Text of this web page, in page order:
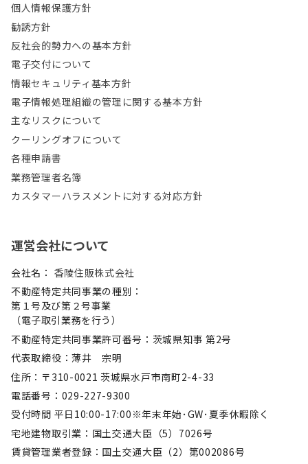
個人情報保護方針
勧誘方針
反社会的勢力への基本方針
電子交付について
情報セキュリティ基本方針
電子情報処理組織の管理に関する基本方針
主なリスクについて
クーリングオフについて
各種申請書
業務管理者名簿
カスタマーハラスメントに対する対応方針
運営会社について
会社名： 香陵住販株式会社
不動産特定共同事業の種別：
第１号及び第２号事業
（電子取引業務を行う）
不動産特定共同事業許可番号：茨城県知事 第2号
代表取締役：薄井 宗明
住所：〒310-0021 茨城県水戸市南町2-4-33
電話番号：029-227-9300
受付時間 平日10:00-17:00※年末年始･GW･夏季休暇除く
宅地建物取引業：国土交通大臣（5）7026号
賃貸管理業者登録：国土交通大臣（2）第002086号